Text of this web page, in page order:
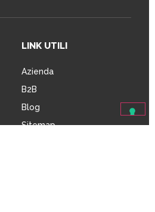
LINK UTILI
Azienda
B2B
Blog
Sitemap